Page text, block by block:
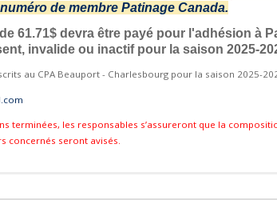
numéro de membre Patinage Canada.
61.71$ devra être payé pour l'adhésion à
invalide ou inactif pour la saison 2025-
au CPA Beauport - Charlesbourg pour la saison 2025-
terminées, les responsables s’assureront que la
concernés seront avisés.